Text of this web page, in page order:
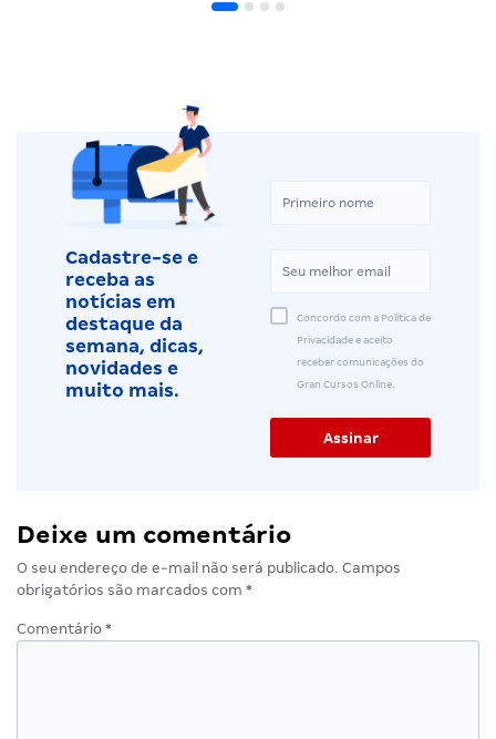
Cadastre-se e
receba as
notícias em
destaque da
semana, dicas,
novidades e
muito mais.
Concordo com a Política de
Privacidade e aceito
receber comunicações do
Gran Cursos Online.
Deixe um comentário
O seu endereço de e-mail não será publicado. Campos
obrigatórios são marcados com *
Comentário *